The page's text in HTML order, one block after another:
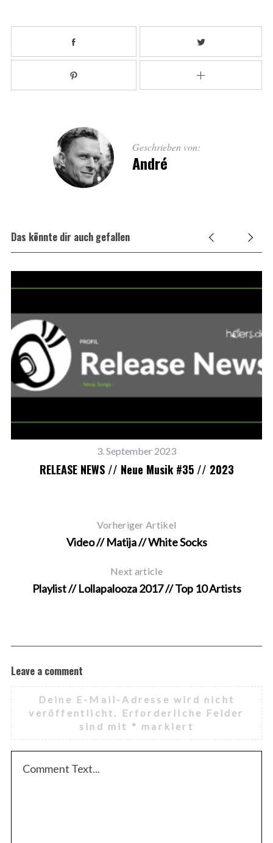
Geschrieben von:
André
Das könnte dir auch gefallen
3. September 2023
RELEASE NEWS // Neue Musik #35 // 2023
Vorheriger Artikel
Video // Matija // White Socks
Next article
Playlist // Lollapalooza 2017 // Top 10 Artists
Leave a comment
Deine E-Mail-Adresse wird nicht
veröffentlicht.
Erforderliche Felder
sind mit * markiert